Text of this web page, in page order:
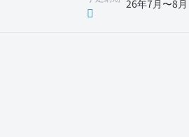
26年7月〜8月